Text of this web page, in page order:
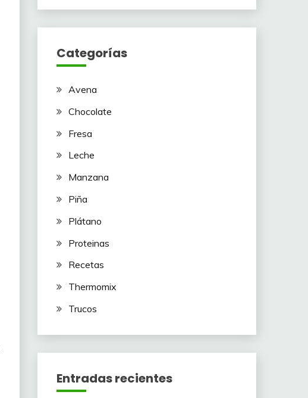
Categorías
Avena
Chocolate
Fresa
Leche
Manzana
Piña
Plátano
Proteinas
Recetas
Thermomix
Trucos
Entradas recientes